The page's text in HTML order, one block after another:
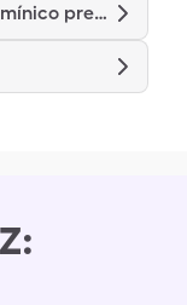
Multivitamínico prenatal